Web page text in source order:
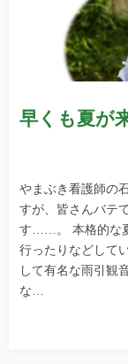
早くも夏が
やまぶき看護師の
すが、皆さんバテ
す……。 本格的な
行ったりなどして
して有名な雨引観
な…